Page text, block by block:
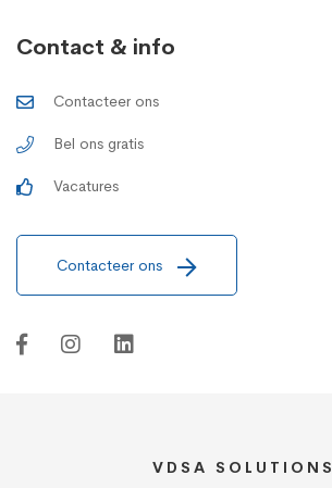
Contact & info
Contacteer ons
Bel ons gratis
Vacatures
Contacteer ons
VDSA SOLUTIONS